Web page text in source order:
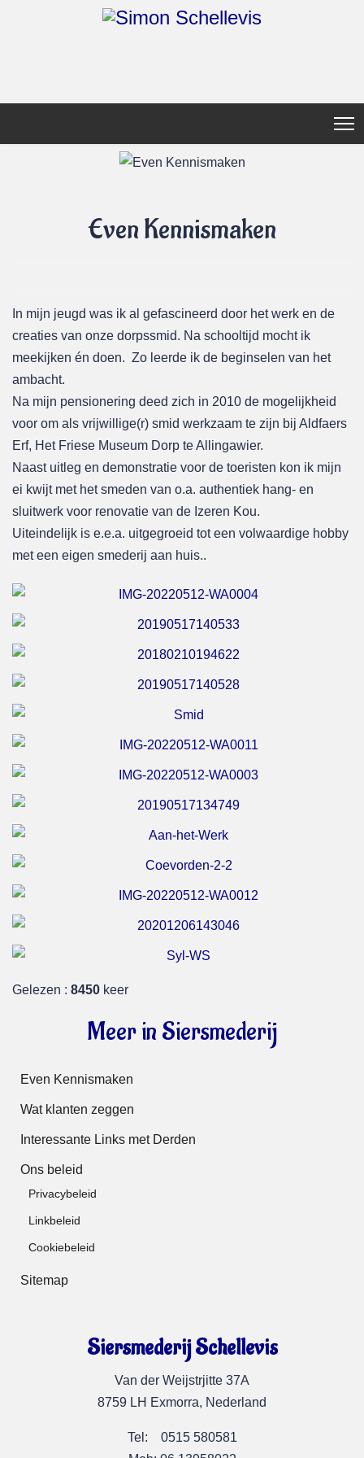
Even Kennismaken
In mijn jeugd was ik al gefascineerd door het werk en de
creaties van onze dorpssmid. Na schooltijd mocht ik
meekijken én doen. Zo leerde ik de beginselen van het
ambacht.
Na mijn pensionering deed zich in 2010 de mogelijkheid
voor om als vrijwillige(r) smid werkzaam te zijn bij Aldfaers
Erf, Het Friese Museum Dorp te Allingawier.
Naast uitleg en demonstratie voor de toeristen kon ik mijn
ei kwijt met het smeden van o.a. authentiek hang- en
sluitwerk voor renovatie van de Izeren Kou.
Uiteindelijk is e.e.a. uitgegroeid tot een volwaardige hobby
met een eigen smederij aan huis..
Gelezen : 8450 keer
Meer in Siersmederij
Even Kennismaken
Wat klanten zeggen
Interessante Links met Derden
Ons beleid
Privacybeleid
Linkbeleid
Cookiebeleid
Sitemap
Siersmederij Schellevis
Van der Weijstrjitte 37A
8759 LH Exmorra, Nederland
Tel: 0515 580581